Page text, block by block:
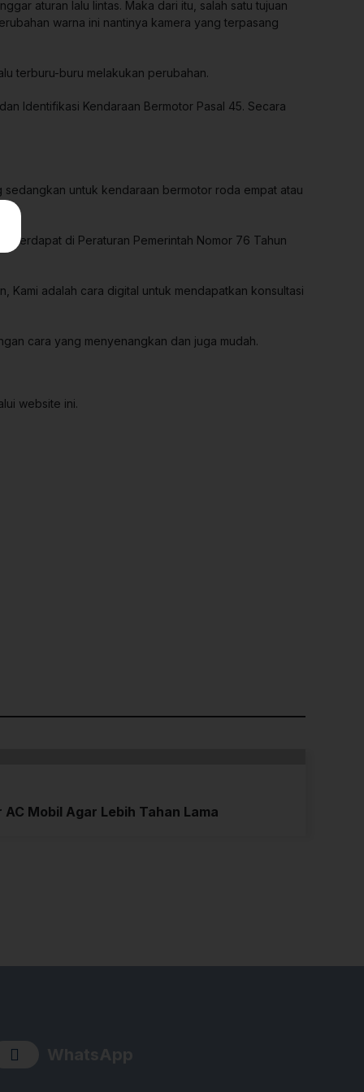
aturan lalu lintas. Maka dari itu, salah satu tujuan
warna ini nantinya kamera yang terpasang
terburu-buru melakukan perubahan.
Identifikasi Kendaraan Bermotor Pasal 45. Secara
untuk kendaraan bermotor roda empat atau
terdapat di Peraturan Pemerintah Nomor 76 Tahun
Kami adalah cara digital untuk mendapatkan konsultasi
cara yang menyenangkan dan juga mudah.
website ini.
Mobil Agar Lebih Tahan Lama